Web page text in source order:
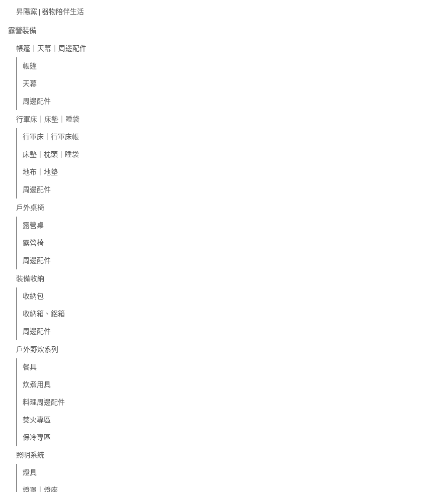
昇陽窯 | 器物陪伴生活
露營裝備
帳篷｜天幕｜周邊配件
帳篷
天幕
周邊配件
行軍床｜床墊｜睡袋
行軍床｜行軍床帳
床墊｜枕頭｜睡袋
地布｜地墊
周邊配件
戶外桌椅
露營桌
露營椅
周邊配件
裝備收納
收納包
收納箱、鋁箱
周邊配件
戶外野炊系列
餐具
炊煮用具
料理周邊配件
焚火專區
保冷專區
照明系統
燈具
燈罩｜燈座